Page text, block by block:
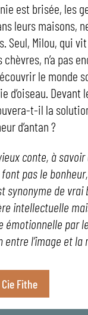
est brisée, les
leurs maisons,
Seul, Milou, qui
n’a pas
le monde
d’oiseau. Devant
t-il la
d’antan ?
conte, à
pas le
synonyme de vrai
intellectuelle
émotionnelle par
entre l’image et la
Fithe